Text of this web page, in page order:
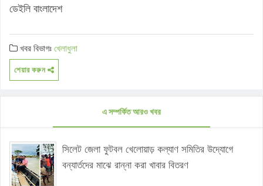
ডেইলি বাংলাদেশ
খবর বিভাগঃখেলাধুলা
শেয়ার করুন
এ সম্পর্কিত আরও খবর
সিলেট জেলা ফুটবল খেলোয়াড় কল্যাণ সমিতির উদ্যােগে
বন্যার্তদের মাঝে রান্না করা খাবার বিতরণ